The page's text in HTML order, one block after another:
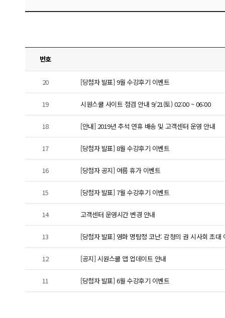
번호
20 [당첨자 발표] 9월 수강후기 이벤트
19 시원스쿨 사이트 점검 안내 9/21(토) 02:00 ~ 06:00
18 [안내] 2019년 추석 연휴 배송 및 고객센터 운영 안내
17 [당첨자 발표] 8월 수강후기 이벤트
16 [당첨자 공지] 여름 휴가 이벤트
15 [당첨자 발표] 7월 수강후기 이벤트
14 고객센터 운영시간 변경 안내
13 [당첨자 발표] 영화 명탐정 코난: 감청의 권 시사회 초대
12 [공지] 시원스쿨 앱 업데이트 안내
11 [당첨자 발표] 6월 수강후기 이벤트